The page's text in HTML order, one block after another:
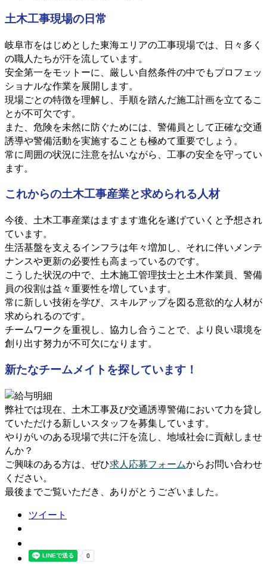
土木工事現場の日常
岐阜市をはじめとした東海エリアの工事現場では、日々多く
の職人たちが汗を流しています。
安全第一をモットーに、厳しい自然条件の中でもプロフェッ
ショナルな作業を展開します。
現場ごとの特徴を理解し、手順を踏んだ施工計画を立てるこ
とが不可欠です。
また、危険を未然に防ぐためには、警備員として正確な交通
誘導や警備活動を実施することも極めて重要でしょう。
常に周囲の状況に注意を払いながら、工事の安全を守ってい
ます。
これからの土木工事産業と求められる人材
今後、土木工事産業はますます進化を遂げていくと予想され
ています。
生活基盤を支えるインフラは年々増加し、それに伴いメンテ
ナンスや更新の必要性も高まっているのです。
こうした状況の中で、土木施工管理技士と土木作業員、警備
員の役割は益々重要性を増しています。
常に新しい技術を学び、スキルアップを図る意欲的な人材が
求められるのです。
チームワークを重視し、協力し合うことで、より良い環境を
創り出す努力が不可欠になります。
新たなチームメイトを探しています！
弊社では現在、土木工事及び交通誘導警備において力を貸し
ていただける新しいスタッフを募集しています。
やりがいのある現場で共に汗を流し、地域社会に貢献しませ
んか？
ご興味のある方は、ぜひ求人応募フォームからお問い合わせ
ください。
最後までご覧いただき、ありがとうございました。
ツイート